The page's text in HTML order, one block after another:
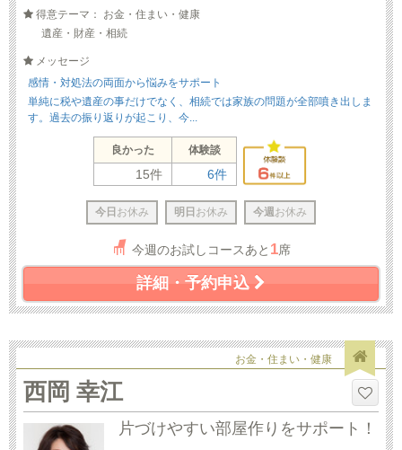
得意テーマ： お金・住まい・健康
遺産・財産・相続
メッセージ
感情・対処法の両面から悩みをサポート
単純に税や遺産の事だけでなく、相続では家族の問題が全部噴き出しま
す。過去の振り返りが起こり、今...
良かった 体験談
15件 6件
今日 お休み 明日 お休み 今週 お休み
今週のお試しコースあと 1席
詳細・予約申込
お金・住まい・健康
西岡 幸江
片づけやすい部屋作りをサポート！